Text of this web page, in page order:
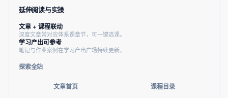
延伸阅读与实操
文章 + 课程联动
深度文章常对应体系课章节，可一键选课。
学习产出可参考
笔记与作业案例在学习产出广场持续更新。
探索全站
文章首页 课程目录